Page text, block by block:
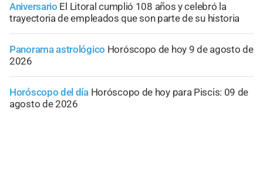
Aniversario El Litoral cumplió 108 años y celebró la
trayectoria de empleados que son parte de su historia
Panorama astrológico Horóscopo de hoy 9 de agosto de
2026
Horóscopo del día Horóscopo de hoy para Piscis: 09 de
agosto de 2026